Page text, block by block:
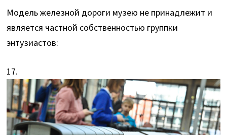
Модель железной дороги музею не принадлежит и
является частной собственностью группки
энтузиастов:
17.